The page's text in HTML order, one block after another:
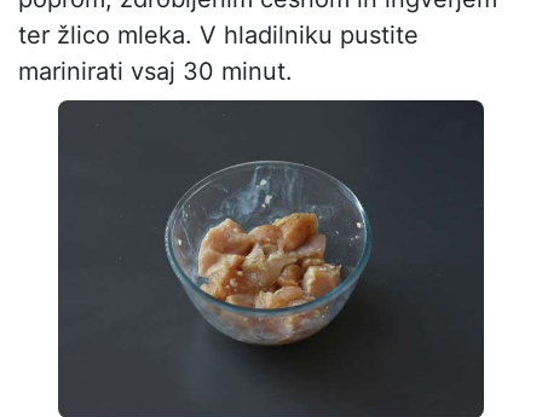
ter žlico mleka. V hladilniku pustite
marinirati vsaj 30 minut.